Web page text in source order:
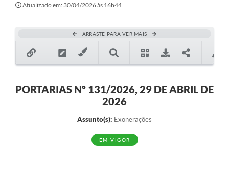
Atualizado em: 30/04/2026 às 16h44
ARRASTE PARA VER MAIS
PORTARIAS Nº 131/2026, 29 DE ABRIL DE
2026
Assunto(s): Exonerações
EM VIGOR